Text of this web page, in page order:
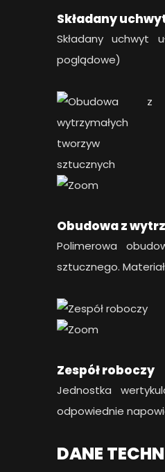
Składany
Składany uchwyt
poglądowe)
Obudowa z
Polimerowa
sztucznego.
Zespół roboczy
Jednostka
odpowiednie
DANE